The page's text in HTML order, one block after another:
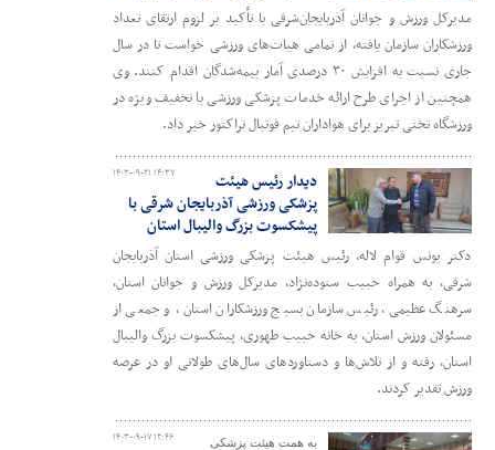
مدیرکل ورزش و جوانان آذربایجان‌شرقی با تأکید بر لزوم ارتقای تعداد
ورزشکاران سازمان یافته، از تمامی هیات‌های ورزشی خواست تا در سال
جاری نسبت به افزایش ۳۰ درصدی آمار بیمه‌شدگان اقدام کنند. وی
همچنین از اجرای طرح ارائه خدمات پزشکی ورزشی با تخفیف ویژه در
ورزشگاه تختی تبریز برای هواداران تیم فوتبال تراکتور خبر داد.
۱۴۰۳-۰۹-۲۱ ۱۴:۳۷
دیدار رئیس هیئت
پزشکی ورزشی آذربایجان شرقی با
پیشکسوت بزرگ والیبال استان
دکتر یونس قوام لاله، رئیس هیئت پزشکی ورزشی استان آذربایجان
شرقی، به همراه حبیب ستوده‌نژاد، مدیرکل ورزش و جوانان استان،
سرهنگ عظیمی، رئیس سازمان بسیج ورزشکاران استان، و جمعی از
مسئولان ورزش استان، به خانه حبیب طهوری، پیشکسوت بزرگ والیبال
استان، رفته و از تلاش‌ها و دستاوردهای سال‌های طولانی او در عرصه
ورزش تقدیر کردند.
۱۴۰۳-۰۹-۱۷ ۱۲:۴۶
به همت هیئت پزشکی